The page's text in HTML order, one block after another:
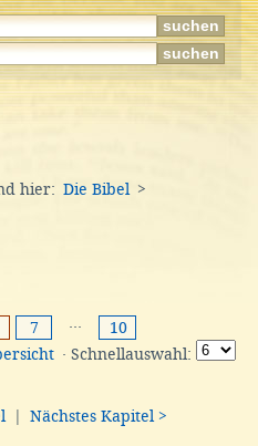
hier: Die Bibel
>
7 ···
10
· Schnellauswahl:
Nächstes Kapitel >